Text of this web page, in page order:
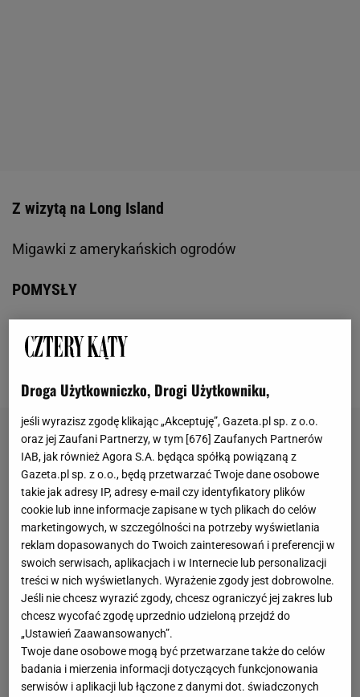
Z wizytą na Long Island
Migawki z amerykańskich ogrodów
POMYSŁY
Drewniane bramki
Droga Użytkowniczko, Drogi Użytkowniku,
jeśli wyrazisz zgodę klikając „Akceptuję”, Gazeta.pl sp. z o.o.
oraz jej Zaufani Partnerzy, w tym [676] Zaufanych Partnerów
IAB, jak również Agora S.A. będąca spółką powiązaną z
Gazeta.pl sp. z o.o., będą przetwarzać Twoje dane osobowe
takie jak adresy IP, adresy e-mail czy identyfikatory plików
cookie lub inne informacje zapisane w tych plikach do celów
marketingowych, w szczególności na potrzeby wyświetlania
reklam dopasowanych do Twoich zainteresowań i preferencji w
swoich serwisach, aplikacjach i w Internecie lub personalizacji
treści w nich wyświetlanych. Wyrażenie zgody jest dobrowolne.
Jeśli nie chcesz wyrazić zgody, chcesz ograniczyć jej zakres lub
chcesz wycofać zgodę uprzednio udzieloną przejdź do
„Ustawień Zaawansowanych”.
Twoje dane osobowe mogą być przetwarzane także do celów
badania i mierzenia informacji dotyczących funkcjonowania
serwisów i aplikacji lub łączone z danymi dot. świadczonych